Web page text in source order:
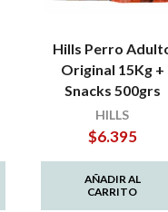
Hills Perro
Original 15Kg +
Snacks 500grs
HILLS
$6.395
AÑADIR AL
CARRITO